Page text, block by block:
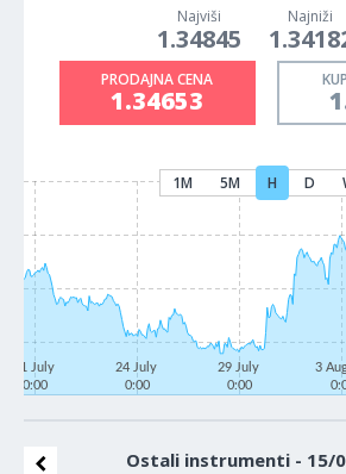
Najviši
1.34845
Najniži
PRODAJNA CENA
1.34653
1M 5M H D
21 July
0:00
24 July
0:00
29 July
0:00
3
Ostali instrumenti - 15/